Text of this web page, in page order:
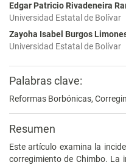
Edgar Patricio Rivadeneira
Universidad Estatal de Bolívar
Zayoha Isabel Burgos
Universidad Estatal de Bolívar
Palabras clave:
Reformas Borbónicas,
Resumen
Este artículo examina la
corregimiento de Chimbo. La